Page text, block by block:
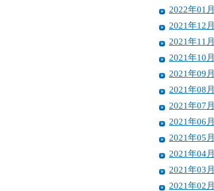
2022年01月
2021年12月
2021年11月
2021年10月
2021年09月
2021年08月
2021年07月
2021年06月
2021年05月
2021年04月
2021年03月
2021年02月